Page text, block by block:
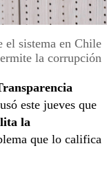
el sistema en Chile
la corrupción
este jueves que
la
que lo califica